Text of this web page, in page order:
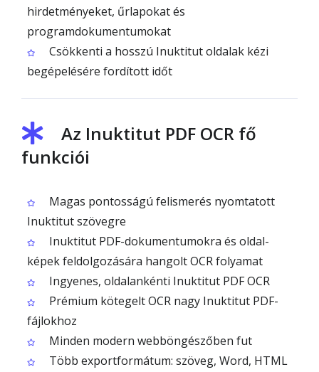
hirdetményeket, űrlapokat és
programdokumentumokat
Csökkenti a hosszú Inuktitut oldalak kézi
begépelésére fordított időt
Az Inuktitut PDF OCR fő
funkciói
Magas pontosságú felismerés nyomtatott
Inuktitut szövegre
Inuktitut PDF-dokumentumokra és oldal-
képek feldolgozására hangolt OCR folyamat
Ingyenes, oldalankénti Inuktitut PDF OCR
Prémium kötegelt OCR nagy Inuktitut PDF-
fájlokhoz
Minden modern webböngészőben fut
Több exportformátum: szöveg, Word, HTML